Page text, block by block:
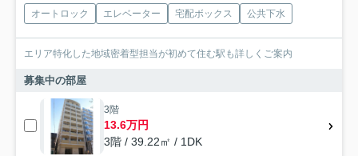
オートロック エレベーター 宅配ボックス 公共下水
エリア特化した地域密着型担当が初めて住む駅も詳しくご案内
募集中の部屋
3階
13.6万円
3階 / 39.22㎡ / 1DK